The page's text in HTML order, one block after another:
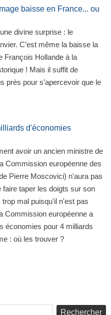
baisse en France... ou
divine surprise : le
C’est même la baisse la
François Hollande à la
! Mais il suffit de
près pour s’apercevoir que le
d'économies
avoir un ancien ministre de
Commission européenne des
Pierre Moscovici) n'aura pas
taper les doigts sur son
mal puisqu'il n'est pas
Commission européenne a
économies pour 4 milliards
: où les trouver ?
Rechercher